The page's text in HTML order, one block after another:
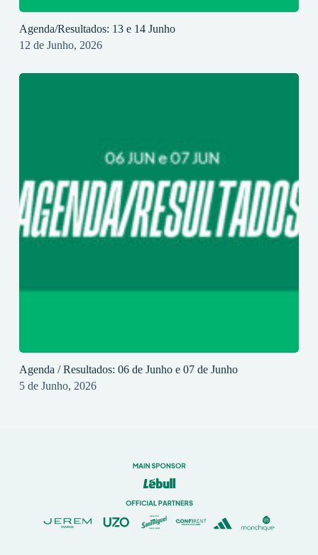
Agenda/Resultados: 13 e 14 Junho
12 de Junho, 2026
Agenda / Resultados: 06 de Junho e 07 de Junho
5 de Junho, 2026